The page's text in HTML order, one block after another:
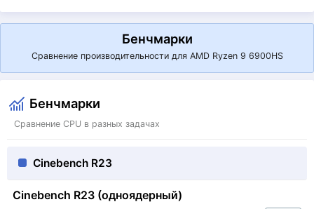
Бенчмарки
Сравнение производительности для AMD Ryzen 9 6900HS
Бенчмарки
Сравнение CPU в разных задачах
Cinebench R23
Cinebench R23 (одноядерный)